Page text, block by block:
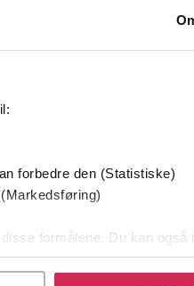
forbedre den (Statistiske)
formålene. Du kan også
trekke tilbake eller
Pascal Engman